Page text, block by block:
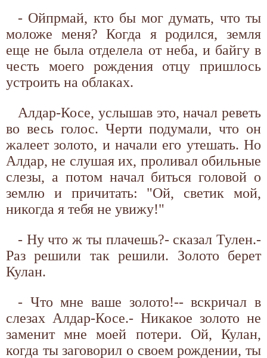
- Ойпрмай, кто бы мог думать, что ты
моложе меня? Когда я родился, земля
еще не была отделела от неба, и байгу в
честь моего рождения отцу пришлось
устроить на облаках.
Алдар-Косе, услышав это, начал реветь
во весь голос. Черти подумали, что он
жалеет золото, и начали его утешать. Но
Алдар, не слушая их, проливал обильные
слезы, а потом начал биться головой о
землю и причитать: "Ой, светик мой,
никогда я тебя не увижу!"
- Ну что ж ты плачешь?- сказал Тулен.-
Раз решили так решили. Золото берет
Кулан.
- Что мне ваше золото!-- вскричал в
слезах Алдар-Косе.- Никакое золото не
заменит мне моей потери. Ой, Кулан,
когда ты заговорил о своем рождении, ты